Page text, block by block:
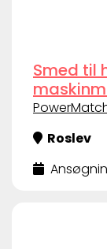
Smed til
Roslev